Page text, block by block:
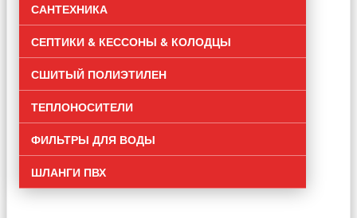
САНТЕХНИКА
СЕПТИКИ & КЕССОНЫ & КОЛОДЦЫ
СШИТЫЙ ПОЛИЭТИЛЕН
ТЕПЛОНОСИТЕЛИ
ФИЛЬТРЫ ДЛЯ ВОДЫ
ШЛАНГИ ПВХ